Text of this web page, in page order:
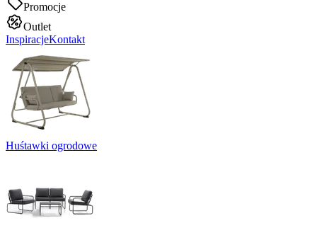
Promocje
Outlet
InspiracjeKontakt
Huśtawki ogrodowe